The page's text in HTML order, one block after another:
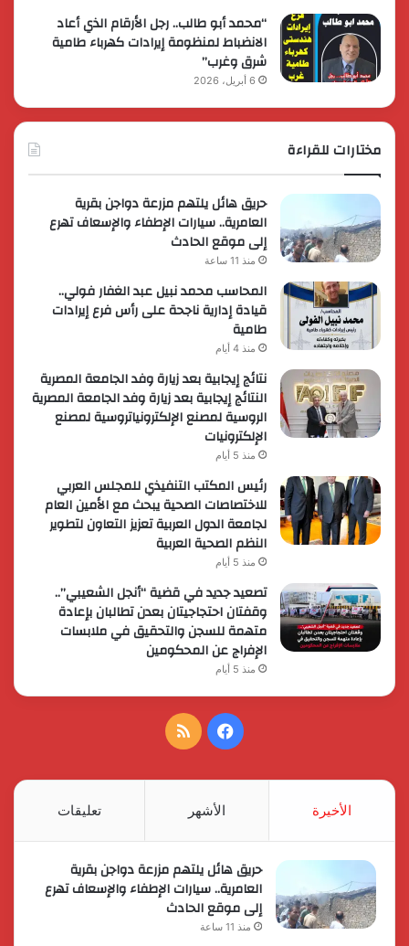
“محمد أبو طالب.. رجل الأرقام الذي أعاد
الانضباط لمنظومة إيرادات كهرباء طامية
شرق وغرب”
6 أبريل، 2026
مختارات للقراءة
حريق هائل يلتهم مزرعة دواجن بقرية
العامرية.. سيارات الإطفاء والإسعاف تهرع
إلى موقع الحادث
منذ 11 ساعة
المحاسب محمد نبيل عبد الغفار فولي..
قيادة إدارية ناجحة على رأس فرع إيرادات
طامية
منذ 4 أيام
نتائج إيجابية بعد زيارة وفد الجامعة المصرية
النتائج إيجابية بعد زيارة وفد الجامعة المصرية
الروسية لمصنع الإلكترونياتروسية لمصنع
الإلكترونيات
منذ 5 أيام
رئيس المكتب التنفيذي للمجلس العربي
للاختصاصات الصحية يبحث مع الأمين العام
لجامعة الدول العربية تعزيز التعاون لتطوير
النظم الصحية العربية
منذ 5 أيام
تصعيد جديد في قضية “أنجل الشعيبي”..
وقفتان احتجاجيتان بعدن تطالبان بإعادة
متهمة للسجن والتحقيق في ملابسات
الإفراج عن المحكومين
منذ 5 أيام
فيسبوكملخص
الأخيرة الأشهر تعليقات
حريق هائل يلتهم مزرعة دواجن بقرية
العامرية.. سيارات الإطفاء والإسعاف تهرع
إلى موقع الحادث
منذ 11 ساعة